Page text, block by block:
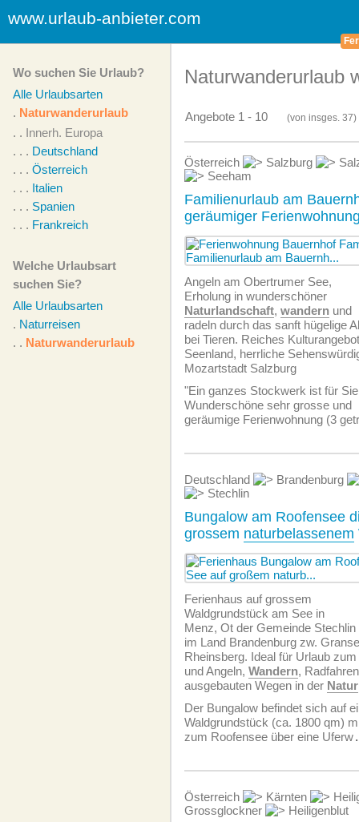
www.urlaub-anbieter.com
Wo suchen Sie Urlaub?
Alle Urlaubsarten
. Naturwanderurlaub
. . Innerh. Europa
. . . Deutschland
. . . Österreich
. . . Italien
. . . Spanien
. . . Frankreich
Welche Urlaubsart
suchen Sie?
Alle Urlaubsarten
. Naturreisen
. . Naturwanderurlaub
Naturwanderurlaub
Angebote 1 - 10 (von insges. 37)
Österreich Salzburg
Seeham
Familienurlaub am
geräumiger
Angeln am Obertrumer See,
Erholung in wunderschöner
Naturlandschaft, wandern und
radeln durch das sanft hügelige
bei Tieren. Reiches
Seenland, herrliche
Mozartstadt Salzburg
"Ein ganzes Stockwerk ist für
Wunderschöne sehr grosse und
geräumige Ferien­wohnung (3
Deutschland
Brandenburg
Stechlin
Bungalow am Roofensee
grossem naturbelassenem
Ferienhaus auf grossem
Waldgrundstück am See in
Menz, Ot der Gemeinde Stechlin
im Land Brandenburg zw.
Rheinsberg. Ideal für Urlaub
und Angeln, Wandern,
ausgebauten Wegen in der Natur
Der Bungalow befindet sich auf
Waldgrundstück (ca. 1800 qm)
zum Roofensee über eine Uferw
Österreich Kärnten
Grossglockner
Heiligenblut